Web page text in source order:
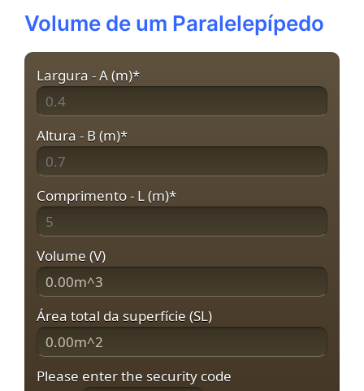
Volume de um Paralelepípedo
Largura - A (m)*
Altura - B (m)*
Comprimento - L (m)*
Volume (V)
Área total da superfície (SL)
Please enter the security code